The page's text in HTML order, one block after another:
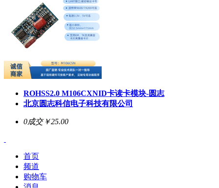
ROHSS2.0 M106CXNID卡读卡模块-圆志
北京圆志科信电子科技有限公司
0成交￥25.00
首页
频道
购物车